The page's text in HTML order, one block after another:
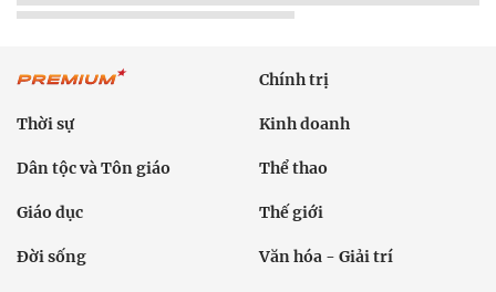
Chính trị
Thời sự Kinh doanh
Dân tộc và Tôn giáo Thể thao
Giáo dục Thế giới
Đời sống Văn hóa - Giải trí